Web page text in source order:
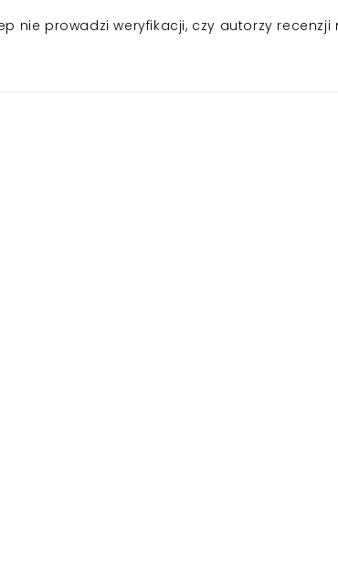
nie prowadzi weryfikacji, czy autorzy recenzji